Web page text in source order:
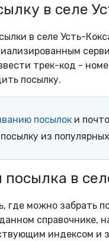
в селе
в селе Усть-
трек-код -
посылку.
посылок и
из
посылка в
где можно забрать
справочнике,
индексом и